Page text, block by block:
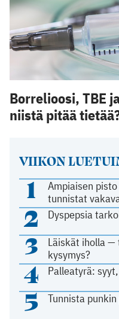
VIIKON
1
Ampiaisen
tunnistat
2 Dyspepsia
3
Läiskät iholla —
kysymys?
4 Palleatyrä:
5 Tunnista
Borrelioosi, TBE
niistä pitää